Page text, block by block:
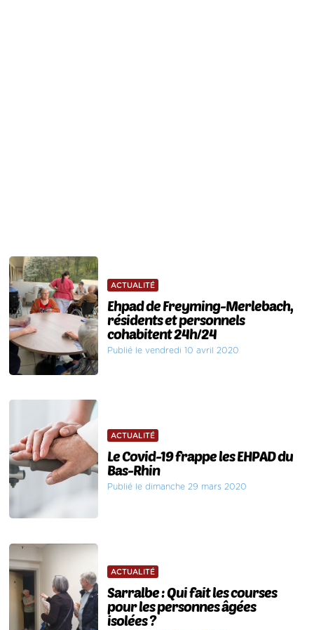
ACTUALITÉ
Ehpad de Freyming-Merlebach,
résidents et personnels
cohabitent 24h/24
Publié le vendredi 10 avril 2020
ACTUALITÉ
Le Covid-19 frappe les EHPAD du
Bas-Rhin
Publié le dimanche 29 mars 2020
ACTUALITÉ
Sarralbe : Qui fait les courses
pour les personnes âgées
isolées ?